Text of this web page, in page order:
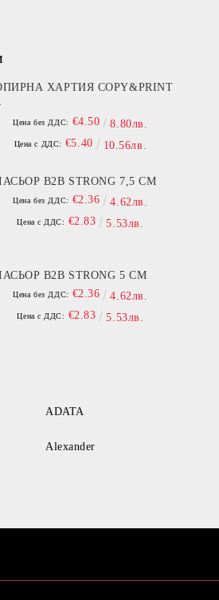
ХАРТИЯ COPY&PRINT
Цена без ДДС: €4.50 8.80лв.
Цена с ДДС: €5.40 10.56лв.
B2B STRONG 7,5 СМ
Цена без ДДС: €2.36 4.62лв.
Цена с ДДС: €2.83 5.53лв.
B2B STRONG 5 СМ
Цена без ДДС: €2.36 4.62лв.
Цена с ДДС: €2.83 5.53лв.
ADATA
Alexander